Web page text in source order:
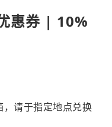
惠券 | 10%
，请于指定地点兑换